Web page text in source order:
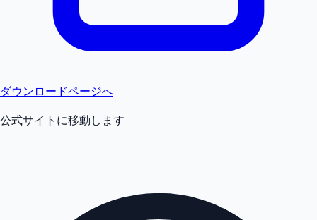
ダウンロードページへ
公式サイトに移動します